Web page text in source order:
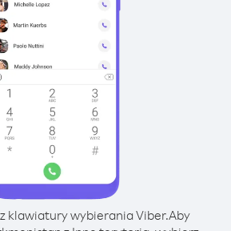
klawiatury wybierania Viber.Aby